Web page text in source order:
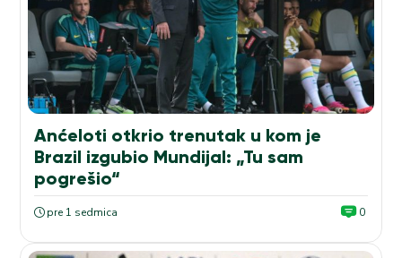
Anćeloti otkrio trenutak u kom je
Brazil izgubio Mundijal: „Tu sam
pogrešio“
pre 1 sedmica 0